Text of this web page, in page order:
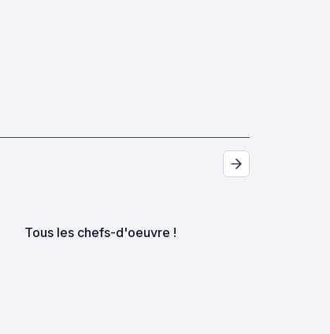
Tous les chefs-d'oeuvre !